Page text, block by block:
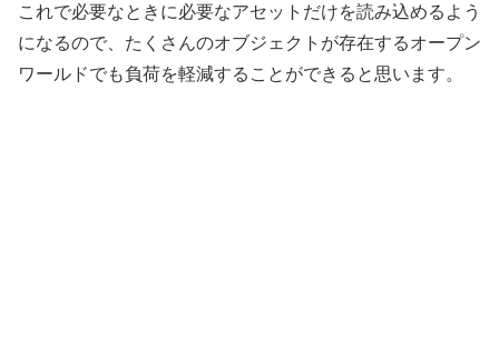
これで必要なときに必要なアセットだけを読み込めるよう
になるので、たくさんのオブジェクトが存在するオープン
ワールドでも負荷を軽減することができると思います。